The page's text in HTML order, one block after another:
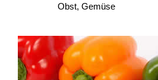
Obst, Gemüse